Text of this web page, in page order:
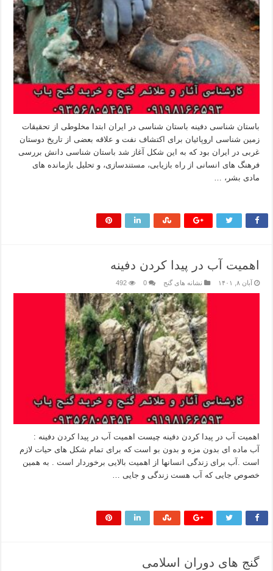
باستان شناسی دفینه باستان شناسی در ایران ابتدا مخلوطی از تحقیقات
زمین شناسی اروپائیان برای اکتشاف نفت و علاقه بعضی از تاریخ دوستان
غربی در ایران بود که به این شکل آغاز شد باستان شناسی دانش بررسی
فرهنگ های انسانی از راه بازیابی، مستندسازی، و تحلیل بازمانده های
مادی بشر، …
اهمیت آب در پیدا کردن دفینه
آبان ۸, ۱۴۰۱ نشانه های گنج 0
492
اهمیت آب در پیدا کردن دفینه چیست اهمیت آب در پیدا کردن دفینه :
آب ماده ای بدون مزه و بدون بو است که برای تمام شکل های حیات لازم
است .آب برای زندگی انسانها از اهمیت بالایی برخوردار است . به همین
خصوص جایی که آب هست زندگی و جایی …
گنج های دوران اسلامی